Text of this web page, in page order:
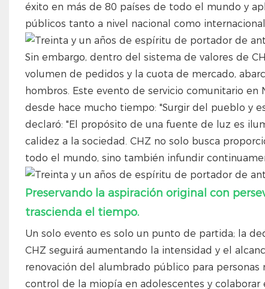
éxito en más de 80 países de todo el mundo y
públicos tanto a nivel nacional como internacional.
Sin embargo, dentro del sistema de valores de
volumen de pedidos y la cuota de mercado,
hombros. Este evento de servicio comunitario
desde hace mucho tiempo: "Surgir del pueblo y
declaró: "El propósito de una fuente de luz es
calidez a la sociedad. CHZ no solo busca
todo el mundo, sino también infundir
Preservando la aspiración original con
trascienda el tiempo.
Un solo evento es solo un punto de partida; la
CHZ seguirá aumentando la intensidad y el
renovación del alumbrado público para
control de la miopía en adolescentes y